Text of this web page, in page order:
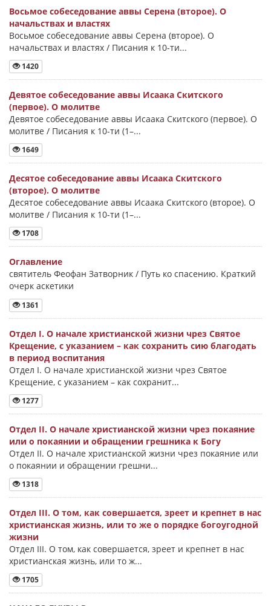
Восьмое собеседование аввы Серена (второе). О
начальствах и властях
Восьмое собеседование аввы Серена (второе). О
начальствах и властях / Писания к 10-ти...
1420
Девятое собеседование аввы Исаака Скитского
(первое). О молитве
Девятое собеседование аввы Исаака Скитского (первое). О
молитве / Писания к 10-ти (1–...
1649
Десятое собеседование аввы Исаака Скитского
(второе). О молитве
Десятое собеседование аввы Исаака Скитского (второе). О
молитве / Писания к 10-ти (1–...
1708
Оглавление
святитель Феофан Затворник / Путь ко спасению. Краткий
очерк аскетики
1361
Отдел I. О начале христианской жизни чрез Святое
Крещение, с указанием – как сохранить сию благодать
в период воспитания
Отдел I. О начале христианской жизни чрез Святое
Крещение, с указанием – как сохранит...
1277
Отдел II. О начале христианской жизни чрез покаяние
или о покаянии и обращении грешника к Богу
Отдел II. О начале христианской жизни чрез покаяние или
о покаянии и обращении грешни...
1318
Отдел III. О том, как совершается, зреет и крепнет в нас
христианская жизнь, или то же о порядке богоугодной
жизни
Отдел III. О том, как совершается, зреет и крепнет в нас
христианская жизнь, или то ж...
1705